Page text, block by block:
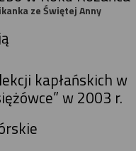
ze Świętej Anny
kapłańskich w
w 2003 r.